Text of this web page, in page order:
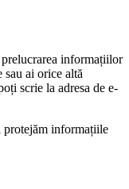
informațiilor
sau ai orice altă
scrie la adresa de e-
protejăm informațiile